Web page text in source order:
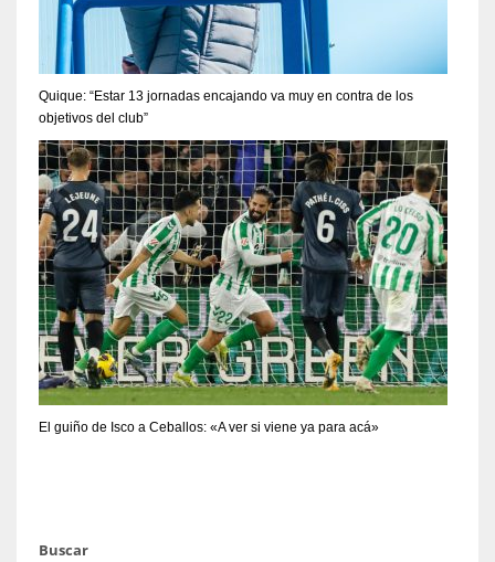
Quique: “Estar 13 jornadas encajando va muy en contra de los
objetivos del club”
El guiño de Isco a Ceballos: «A ver si viene ya para acá»
Buscar